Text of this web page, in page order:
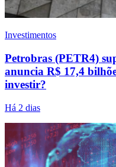
Investimentos
Petrobras (PETR4)
anuncia R$ 17,4
investir?
Há 2 dias